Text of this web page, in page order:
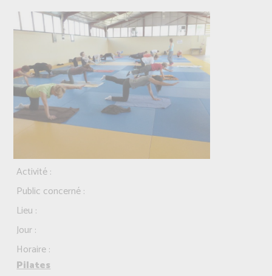
Activité :
Public concerné :
Lieu :
Jour :
Horaire :
Pilates